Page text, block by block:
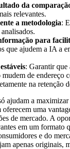
da
relevantes.
a metodologia:
para
que ajudem a IA a
: Garantir que
mudem de endereço
na retenção
ajudam a
oferecem uma
de mercado. A
em um formato
e do
apenas originais,